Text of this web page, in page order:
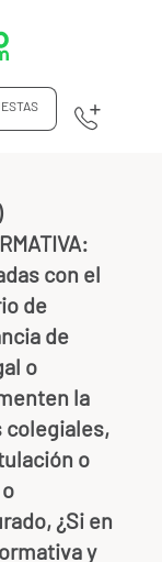
con el
de
de
o
la
colegiales,
o
¿Si en
y